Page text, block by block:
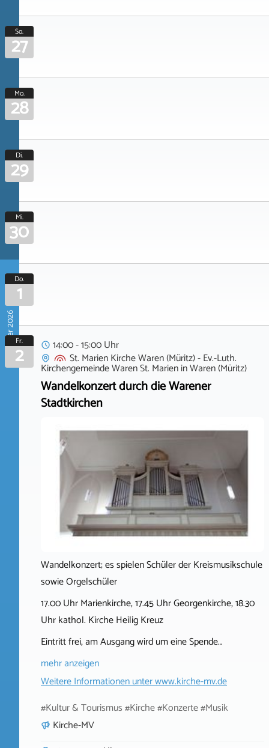
So.
27
Mo.
28
Di.
29
Mi.
30
Oktober 2026
Do.
1
Fr.
2
14:00 - 15:00 Uhr
St. Marien Kirche Waren (Müritz) - Ev.-Luth.
Kirchengemeinde Waren St. MarieninWaren (Müritz)
Wandelkonzert durch die Warener
Stadtkirchen
Wandelkonzert; es spielen Schüler der Kreismusikschule
sowie Orgelschüler
17.00 Uhr Marienkirche, 17.45 Uhr Georgenkirche, 18.30
Uhr kathol. Kirche Heilig Kreuz
Eintritt frei, am Ausgang wird um eine Spende…
mehr anzeigen
Weitere Informationen unterwww.kirche-mv.de
#Kultur & Tourismus #Kirche #Konzerte #Musik
Kirche-MV